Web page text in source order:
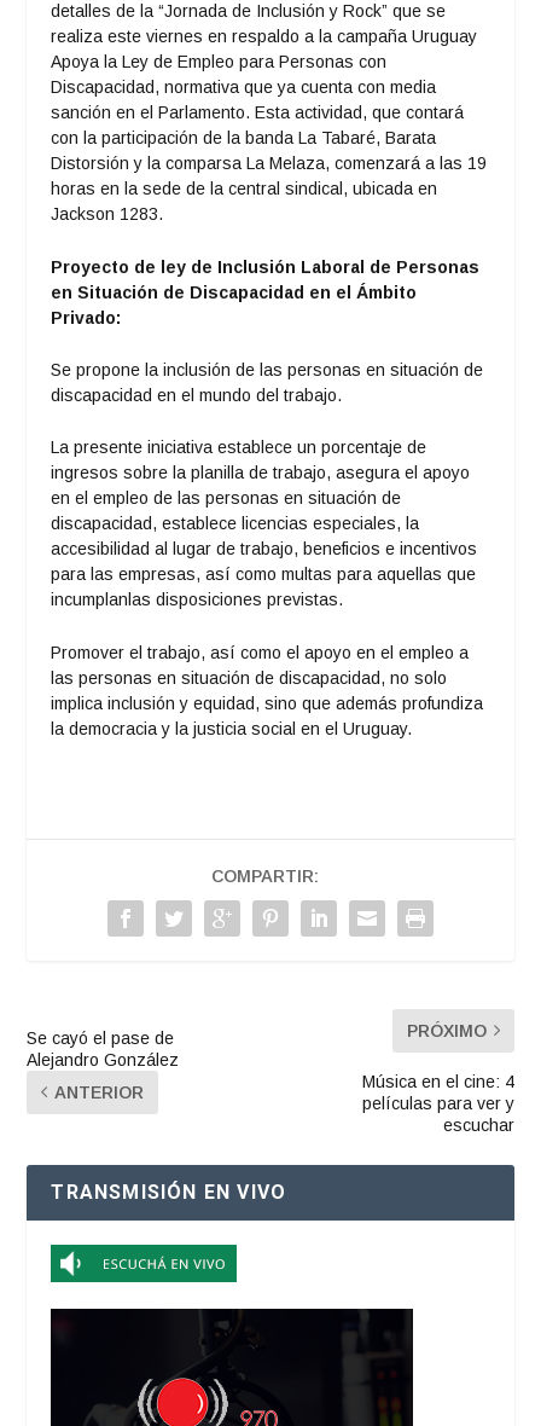
detalles de la “Jornada de Inclusión y Rock” que se
realiza este viernes en respaldo a la campaña Uruguay
Apoya la Ley de Empleo para Personas con
Discapacidad, normativa que ya cuenta con media
sanción en el Parlamento. Esta actividad, que contará
con la participación de la banda La Tabaré, Barata
Distorsión y la comparsa La Melaza, comenzará a las 19
horas en la sede de la central sindical, ubicada en
Jackson 1283.
Proyecto de ley de Inclusión Laboral de Personas
en Situación de Discapacidad en el Ámbito
Privado:
Se propone la inclusión de las personas en situación de
discapacidad en el mundo del trabajo.
La presente iniciativa establece un porcentaje de
ingresos sobre la planilla de trabajo, asegura el apoyo
en el empleo de las personas en situación de
discapacidad, establece licencias especiales, la
accesibilidad al lugar de trabajo, beneficios e incentivos
para las empresas, así como multas para aquellas que
incumplanlas disposiciones previstas.
Promover el trabajo, así como el apoyo en el empleo a
las personas en situación de discapacidad, no solo
implica inclusión y equidad, sino que además profundiza
la democracia y la justicia social en el Uruguay.
COMPARTIR:
Se cayó el pase de
Alejandro González
ANTERIOR
PRÓXIMO
Música en el cine: 4
películas para ver y
escuchar
TRANSMISIÓN EN VIVO